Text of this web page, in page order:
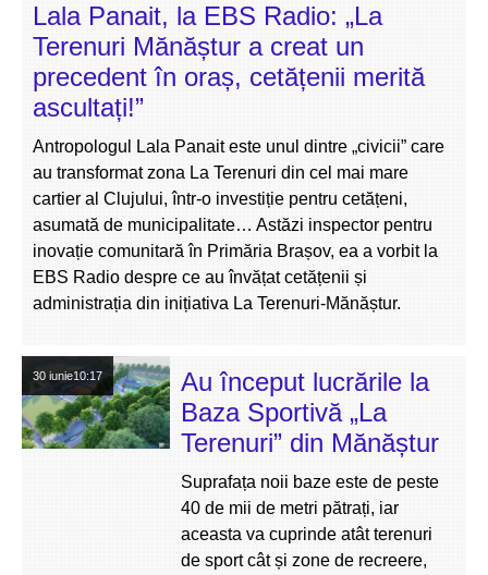
Lala Panait, la EBS Radio: „La
Terenuri Mănăștur a creat un
precedent în oraș, cetățenii merită
ascultați!”
Antropologul Lala Panait este unul dintre „civicii” care
au transformat zona La Terenuri din cel mai mare
cartier al Clujului, într-o investiție pentru cetățeni,
asumată de municipalitate… Astăzi inspector pentru
inovație comunitară în Primăria Brașov, ea a vorbit la
EBS Radio despre ce au învățat cetățenii și
administrația din inițiativa La Terenuri-Mănăștur.
30 iunie10:17
Au început lucrările la
Baza Sportivă „La
Terenuri” din Mănăștur
Suprafața noii baze este de peste
40 de mii de metri pătrați, iar
aceasta va cuprinde atât terenuri
de sport cât și zone de recreere,